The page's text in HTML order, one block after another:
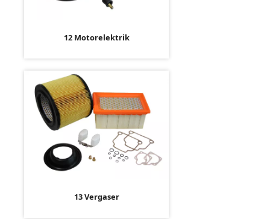
12 Motorelektrik
13 Vergaser